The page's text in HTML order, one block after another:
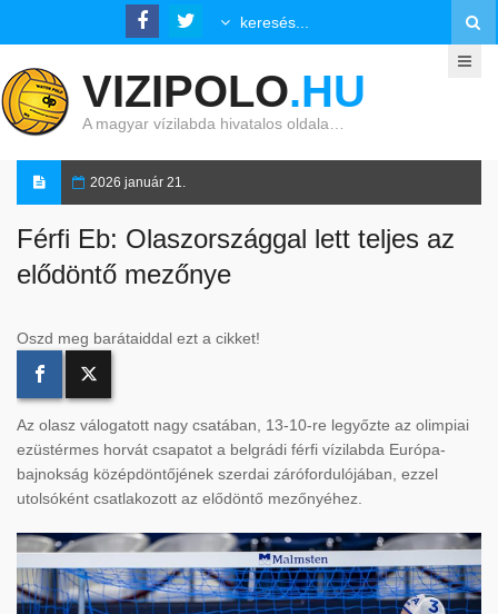
VIZIPOLO.HU
A magyar vízilabda hivatalos oldala…
2026 január 21.
Férfi Eb: Olaszországgal lett teljes az
elődöntő mezőnye
Oszd meg barátaiddal ezt a cikket!
Az olasz válogatott nagy csatában, 13-10-re legyőzte az olimpiai
ezüstérmes horvát csapatot a belgrádi férfi vízilabda Európa-
bajnokság középdöntőjének szerdai zárófordulójában, ezzel
utolsóként csatlakozott az elődöntő mezőnyéhez.